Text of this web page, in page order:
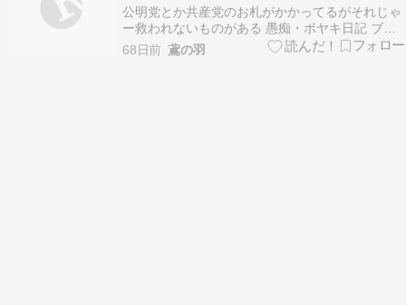
公明党とか共産党のお札がかかってるがそれじゃ
ー救われないものがある 愚痴・ボヤキ日記 ブロ
グランキングへ
68日前 鳶の羽